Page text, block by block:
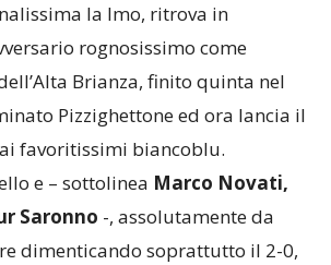
la Imo, ritrova in
rognosissimo come
Brianza, finito quinta nel
Pizzighettone ed ora lancia il
favoritissimi biancoblu.
e – sottolinea Marco Novati,
Saronno -, assolutamente da
dimenticando soprattutto il 2-0,